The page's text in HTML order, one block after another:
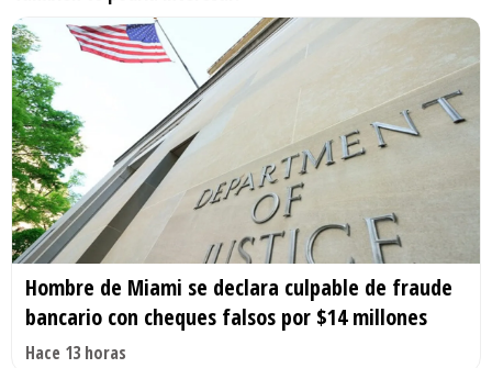
Hombre de Miami se declara culpable de fraude
bancario con cheques falsos por $14 millones
Hace 13 horas